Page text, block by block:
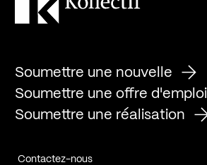
Soumettre une nouvelle
Soumettre une offre d'emploi
Soumettre une réalisation
Contactez-nous